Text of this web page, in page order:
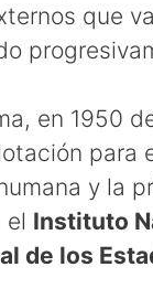
que
en 1950
para
y la
el Instituto
de los